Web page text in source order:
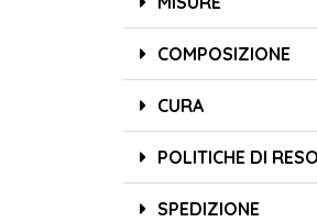
COMPOSIZIONE
CURA
POLITICHE DI RESO
SPEDIZIONE